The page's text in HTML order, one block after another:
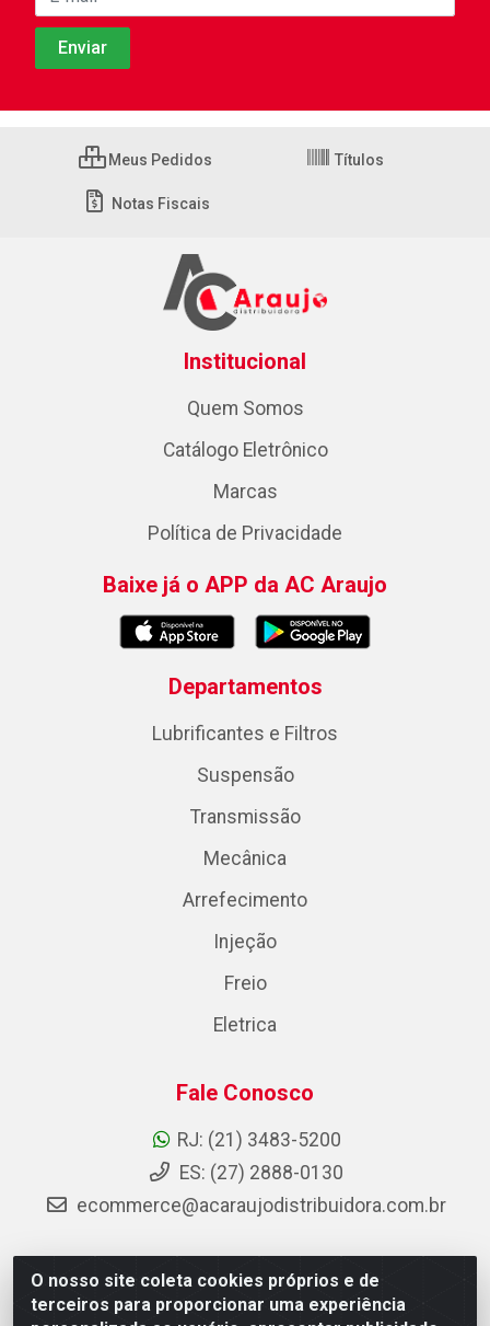
O nosso site coleta cookies próprios e de
terceiros para proporcionar uma experiência
Meus Pedidos Títulos
Notas Fiscais
Institucional
Quem Somos
Catálogo Eletrônico
Marcas
Política de Privacidade
Baixe já o APP da AC Araujo
Departamentos
Lubrificantes e Filtros
Suspensão
Transmissão
Mecânica
Arrefecimento
Injeção
Freio
Eletrica
Fale Conosco
RJ: (21) 3483-5200
ES: (27) 2888-0130
ecommerce@acaraujodistribuidora.com.br
AC Araujo Distribuidora - Rua Carneiro de Campos, 42 -
São Cristóvão, Rio de Janeiro/RJ - CEP 20.920-410 -